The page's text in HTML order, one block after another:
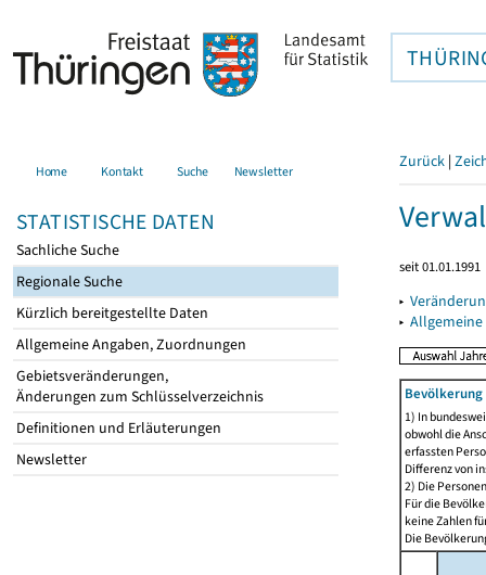
Home Kontakt Suche Newsletter
STATISTISCHE DATEN
Sachliche Suche
Regionale Suche
Kürzlich bereitgestellte Daten
Allgemeine Angaben, Zuordnungen
Gebietsveränderungen,
Änderungen zum Schlüsselverzeichnis
Definitionen und Erläuterungen
Newsletter
Zurück |
seit 01.01.1991
▸
▸
1) In
obwohl die
erfassten
Differenz von
2) Die
Für die
keine Zahlen
Die